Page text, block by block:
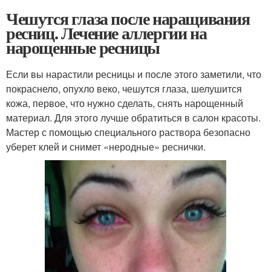
Чешутся глаза после наращивания
ресниц. Лечение аллергии на
нарощенные ресницы
Если вы нарастили ресницы и после этого заметили, что
покраснело, опухло веко, чешутся глаза, шелушится
кожа, первое, что нужно сделать, снять нарощенный
материал. Для этого лучше обратиться в салон красоты.
Мастер с помощью специального раствора безопасно
уберет клей и снимет «неродные» реснички.